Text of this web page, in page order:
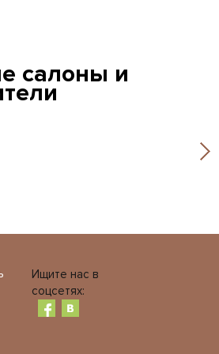
салоны и
Ищите нас в
соцсетях: